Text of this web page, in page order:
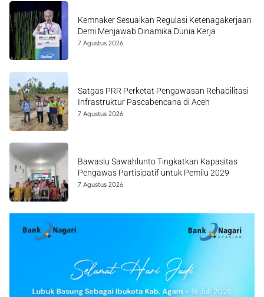
Kemnaker Sesuaikan Regulasi Ketenagakerjaan
Demi Menjawab Dinamika Dunia Kerja
7 Agustus 2026
Satgas PRR Perketat Pengawasan Rehabilitasi
Infrastruktur Pascabencana di Aceh
7 Agustus 2026
Bawaslu Sawahlunto Tingkatkan Kapasitas
Pengawas Partisipatif untuk Pemilu 2029
7 Agustus 2026